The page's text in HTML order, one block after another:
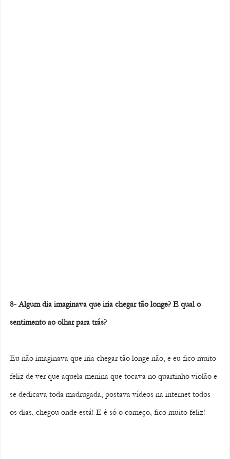
8- Algum dia imaginava que iria chegar tão longe? E qual o
sentimento ao olhar para trás?
Eu não imaginava que iria chegar tão longe não, e eu fico muito
feliz de ver que aquela menina que tocava no quartinho violão e
se dedicava toda madrugada, postava vídeos na internet todos
os dias, chegou onde está! E é só o começo, fico muito feliz!